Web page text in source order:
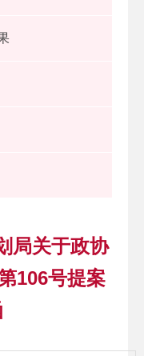
局关于政协
106号提案